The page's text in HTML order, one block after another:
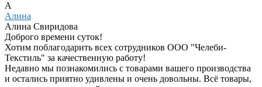
А
Алина
Алина Свиридова
Доброго времени суток!
Хотим поблагодарить всех сотрудников ООО "Челеби-
Текстиль" за качественную работу!
Недавно мы познакомились с товарами вашего производства
и остались приятно удивлены и очень довольны. Всё товары,